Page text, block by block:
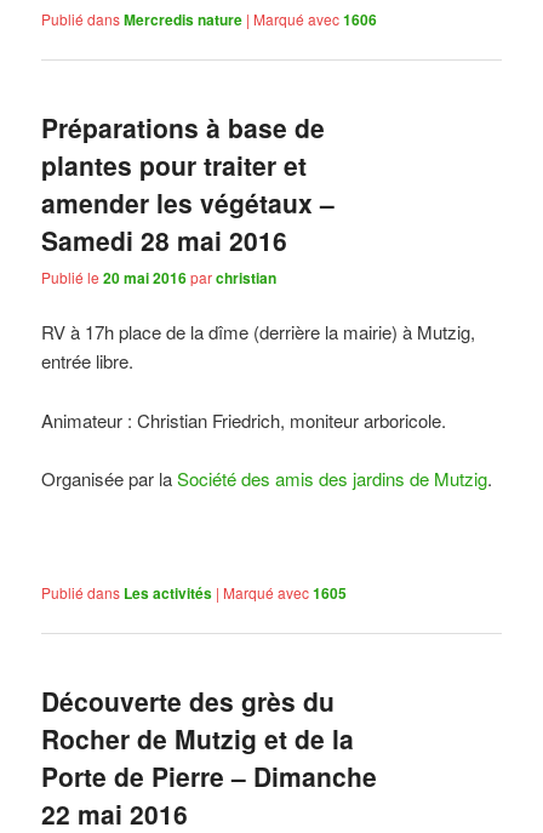
Publié dansMercredis nature | Marqué avec1606
Préparations à base de
plantes pour traiter et
amender les végétaux –
Samedi 28 mai 2016
Publié le20 mai 2016parchristian
RV à 17h place de la dîme (derrière la mairie) à Mutzig,
entrée libre.
Animateur : Christian Friedrich, moniteur arboricole.
Organisée par laSociété des amis des jardins de Mutzig.
Publié dans Les activités | Marqué avec1605
Découverte des grès du
Rocher de Mutzig et de la
Porte de Pierre – Dimanche
22 mai 2016